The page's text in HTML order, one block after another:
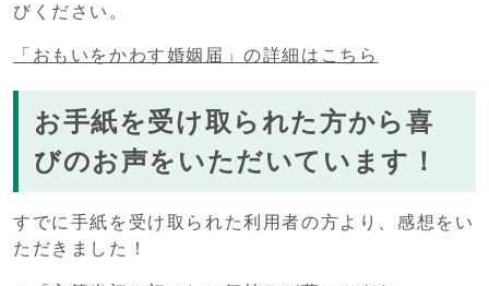
びください。
「おもいをかわす婚姻届」の詳細はこちら
お手紙を受け取られた方から喜
びのお声をいただいています！
すでに手紙を受け取られた利用者の方より、感想をい
ただきました！